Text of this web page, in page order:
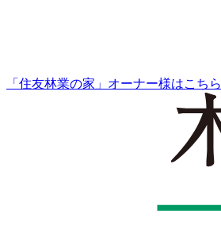
「住友林業の家」オーナー様はこちら